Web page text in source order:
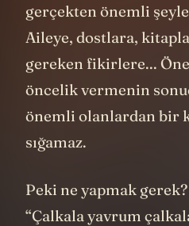
gerçekten önemli
Aileye, dostlara,
gereken fikirlere...
öncelik vermenin
önemli olanlardan bir
sığamaz.
Peki ne yapmak
“Çalkala yavrum